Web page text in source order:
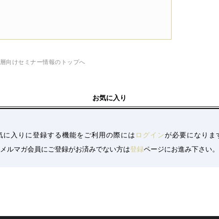
向けセミナー情報のトップへ
お気に入り
に入りに登録する機能をご利用の際には ログインが必要になりま
メルマガ会員にご登録がお済みでない方は登録ページにお進み下さい。